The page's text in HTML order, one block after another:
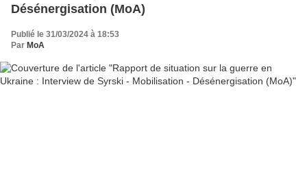
Désénergisation (MoA)
Publié le 31/03/2024 à 18:53
Par MoA